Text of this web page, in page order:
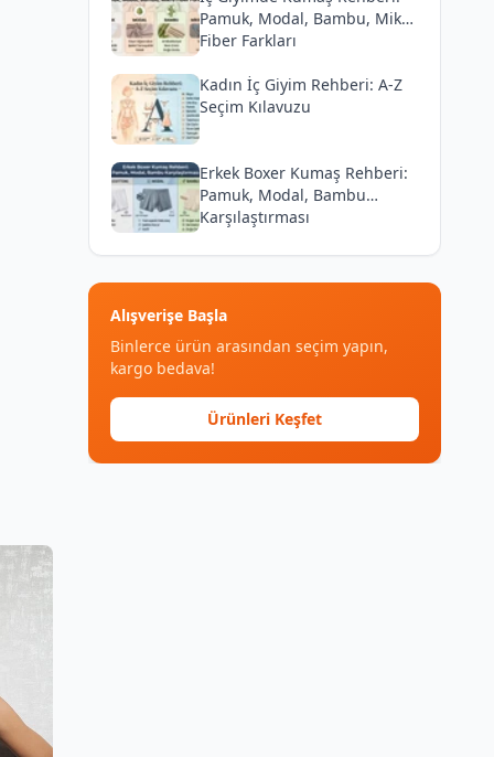
Pamuk, Modal, Bambu, Mikro
Fiber Farkları
Kadın İç Giyim Rehberi: A-Z
Seçim Kılavuzu
Erkek Boxer Kumaş Rehberi:
Pamuk, Modal, Bambu
Karşılaştırması
Alışverişe Başla
Binlerce ürün arasından seçim yapın,
kargo bedava!
Ürünleri Keşfet